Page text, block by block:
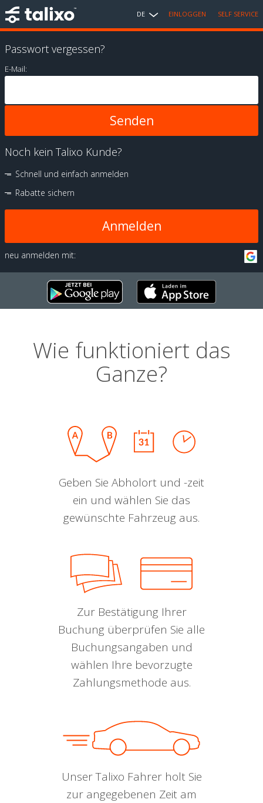
DE EINLOGGEN SELF SERVICE
Passwort vergessen?
E-Mail:
Noch kein Talixo Kunde?
Schnell und einfach anmelden
Rabatte sichern
Anmelden
neu anmelden mit:
Wie funktioniert das
Ganze?
Geben Sie Abholort und -zeit
ein und wählen Sie das
gewünschte Fahrzeug aus.
Zur Bestätigung Ihrer
Buchung überprüfen Sie alle
Buchungsangaben und
wählen Ihre bevorzugte
Zahlungsmethode aus.
Unser Talixo Fahrer holt Sie
zur angegebenen Zeit am